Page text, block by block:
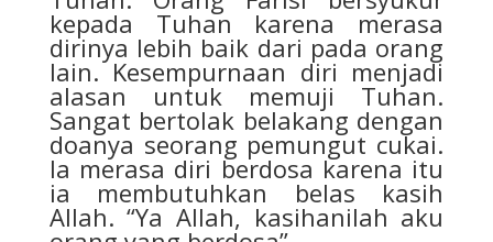
kepada Tuhan karena merasa
dirinya lebih baik dari pada orang
lain. Kesempurnaan diri menjadi
alasan untuk memuji Tuhan.
Sangat bertolak belakang dengan
doanya seorang pemungut cukai.
Ia merasa diri berdosa karena itu
ia membutuhkan belas kasih
Allah. “Ya Allah, kasihanilah aku